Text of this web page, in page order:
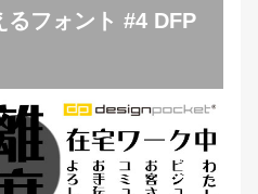
フォント #4 DFP